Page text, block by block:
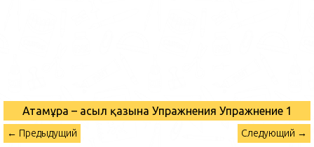
Атамұраң – асыл қазынаң Упражнения Упражнение 1
← Предыдущий Следующий →